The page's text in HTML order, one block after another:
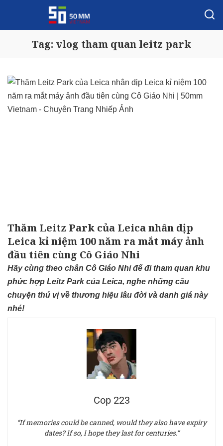
Tag: vlog tham quan leitz park
Thăm Leitz Park của Leica nhân dịp
Leica kỉ niệm 100 năm ra mắt máy ảnh
đầu tiên cùng Cô Giáo Nhi
Hãy cùng theo chân Cô Giáo Nhi để đi tham quan khu
phức hợp Leitz Park của Leica, nghe những câu
chuyện thú vị về thương hiệu lâu đời và danh giá này
nhé!
Cop 223
“If memories could be canned, would they also have expiry
dates? If so, I hope they last for centuries.”